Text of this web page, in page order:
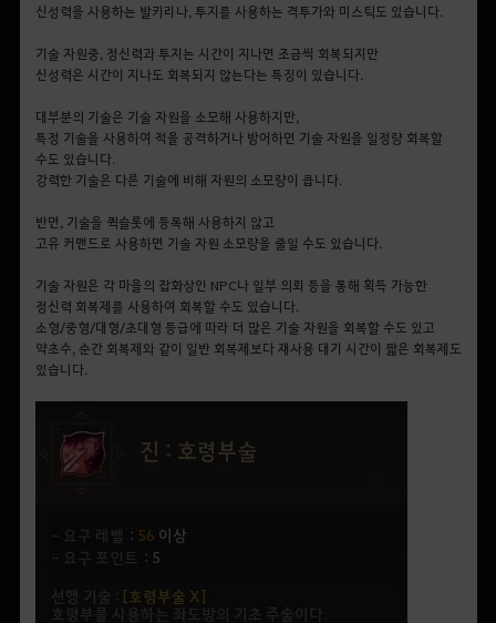
신성력을 사용하는 발키리나, 투지를 사용하는 격투가와 미스틱도 있습니다.
기술 자원중, 정신력과 투지는 시간이 지나면 조금씩 회복되지만
신성력은 시간이 지나도 회복되지 않는다는 특징이 있습니다.
대부분의 기술은 기술 자원을 소모해 사용하지만,
특정 기술을 사용하여 적을 공격하거나 방어하면 기술 자원을 일정량 회복할
수도 있습니다.
강력한 기술은 다른 기술에 비해 자원의 소모량이 큽니다.
반면, 기술을 퀵슬롯에 등록해 사용하지 않고
고유 커맨드로 사용하면 기술 자원 소모량을 줄일 수도 있습니다.
기술 자원은 각 마을의 잡화상인 NPC나 일부 의뢰 등을 통해 획득 가능한
정신력 회복제를 사용하여 회복할 수도 있습니다.
소형/중형/대형/초대형 등급에 따라 더 많은 기술 자원을 회복할 수도 있고
약초수, 순간 회복제와 같이 일반 회복제보다 재사용 대기 시간이 짧은 회복제도
있습니다.